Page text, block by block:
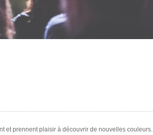
et prennent plaisir à découvrir de nouvelles couleurs.